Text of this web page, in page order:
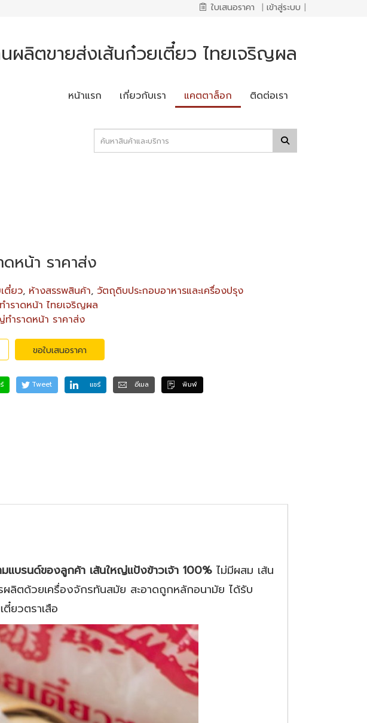
ใบเสนอราคา | เข้าสู่ระบบ |
นผลิตขายส่งเส้นก๋วยเตี๋ยว ไทยเจริญผล
หน้าแรก เกี่ยวกับเรา แคตตาล็อก ติดต่อเรา
ดหน้า ราคาส่ง
ตี๋ยว, ห้างสรรพสินค้า, วัตถุดิบประกอบอาหารและเครื่องปรุง
ำราดหน้า ไทยเจริญผล
ทำราดหน้า ราคาส่ง
ขอใบเสนอราคา
Tweet แชร์ อีเมล พิมพ์
แบรนด์ของลูกค้า เส้นใหญ่แป้งข้าวเจ้า 100% ไม่มีผสม เส้น
ลิตด้วยเครื่องจักรทันสมัย สะอาดถูกหลักอนามัย ได้รับ
ยวตราเสือ